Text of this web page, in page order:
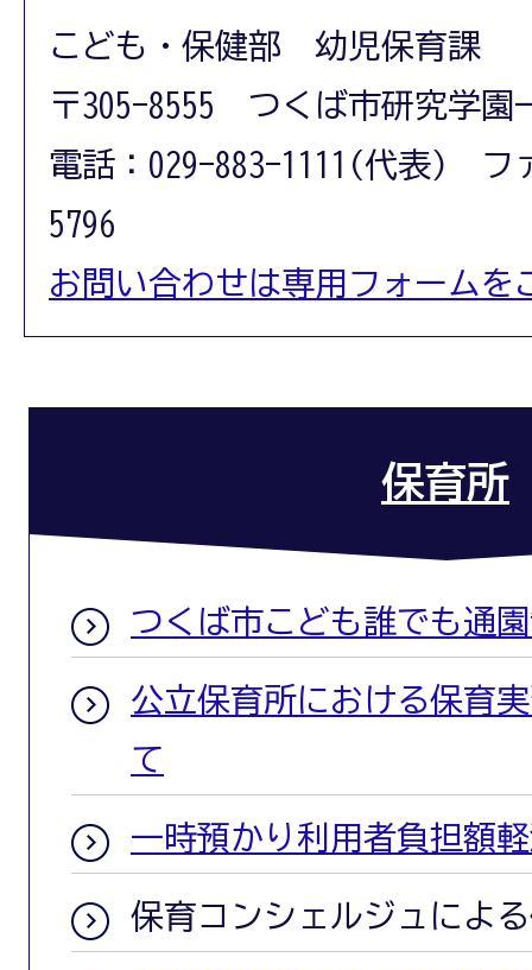
こども・保健部 幼児保育課
〒305-8555 つくば市研究学園
電話：029-883-1111(代表) フ
5796
お問い合わせは専用フォームを
保育所
つくば市こども誰でも通
公立保育所における保育
て
一時預かり利用者負担額
保育コンシェルジュによ